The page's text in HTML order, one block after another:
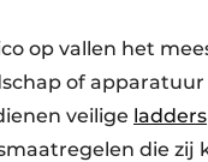
op vallen het
of
veilige ladders
die zij